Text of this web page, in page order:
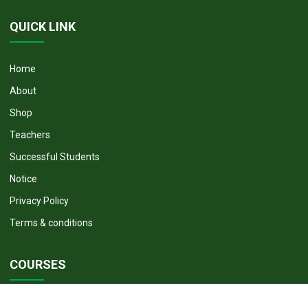
QUICK LINK
Home
About
Shop
Teachers
Successful Students
Notice
Privacy Policy
Terms & conditions
COURSES